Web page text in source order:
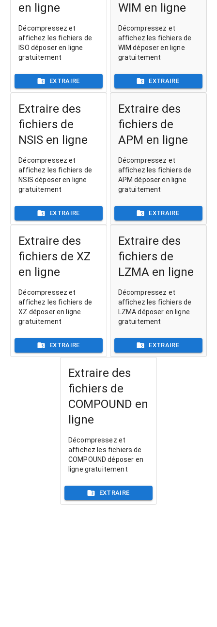
en ligne
Décompressez et
affichez les fichiers de
ISO déposer en ligne
gratuitement
EXTRAIRE
WIM en ligne
Décompressez et
affichez les fichiers de
WIM déposer en ligne
gratuitement
EXTRAIRE
Extraire des
fichiers de
NSIS en ligne
Décompressez et
affichez les fichiers de
NSIS déposer en ligne
gratuitement
EXTRAIRE
Extraire des
fichiers de
APM en ligne
Décompressez et
affichez les fichiers de
APM déposer en ligne
gratuitement
EXTRAIRE
Extraire des
fichiers de XZ
en ligne
Décompressez et
affichez les fichiers de
XZ déposer en ligne
gratuitement
EXTRAIRE
Extraire des
fichiers de
LZMA en ligne
Décompressez et
affichez les fichiers de
LZMA déposer en ligne
gratuitement
EXTRAIRE
Extraire des
fichiers de
COMPOUND en
ligne
Décompressez et
affichez les fichiers de
COMPOUND déposer en
ligne gratuitement
EXTRAIRE